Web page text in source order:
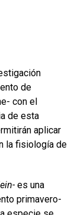
de
con el
de esta
aplicar
la fisiología de
es una
primavero-